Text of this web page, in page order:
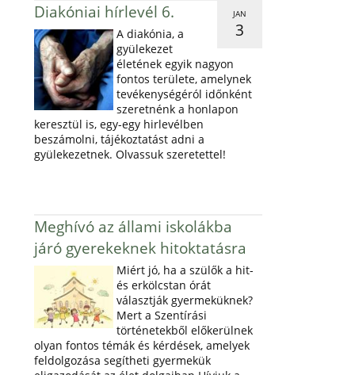
JAN
3
Diakóniai hírlevél 6.
A diakónia, a
gyülekezet
életének egyik nagyon
fontos területe, amelynek
tevékenységéról időnként
szeretnénk a honlapon
keresztül is, egy-egy hirlevélben
beszámolni, tájékoztatást adni a
gyülekezetnek. Olvassuk szeretettel!
Meghívó az állami iskolákba
járó gyerekeknek hitoktatásra
Miért jó, ha a szülők a hit-
és erkölcstan órát
választják gyermeküknek?
Mert a Szentírási
történetekből előkerülnek
olyan fontos témák és kérdések, amelyek
feldolgozása segítheti gyermekük